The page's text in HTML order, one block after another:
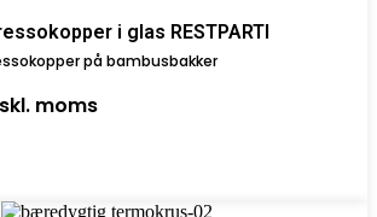
i glas RESTPARTI
på bambusbakker
moms